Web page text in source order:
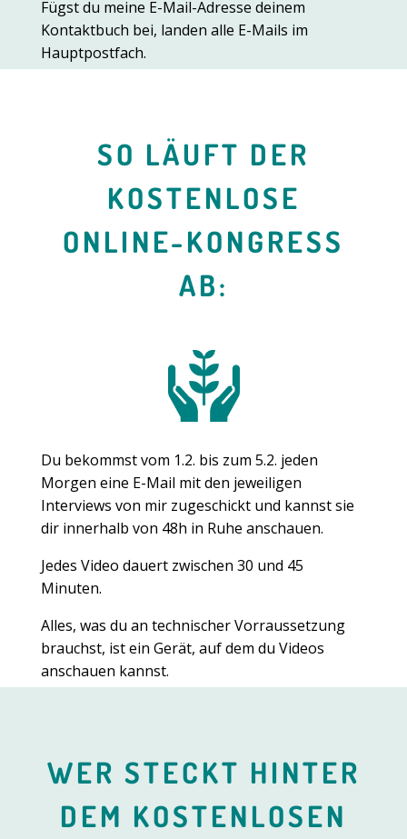
Fügst du meine E-Mail-Adresse deinem
Kontaktbuch bei, landen alle E-Mails im
Hauptpostfach.
SO LÄUFT DER
KOSTENLOSE
ONLINE-KONGRESS
AB:
Du bekommst vom 1.2. bis zum 5.2. jeden
Morgen eine E-Mail mit den jeweiligen
Interviews von mir zugeschickt und kannst sie
dir innerhalb von 48h in Ruhe anschauen.
Jedes Video dauert zwischen 30 und 45
Minuten.
Alles, was du an technischer Vorraussetzung
brauchst, ist ein Gerät, auf dem du Videos
anschauen kannst.
WER STECKT HINTER
DEM KOSTENLOSEN